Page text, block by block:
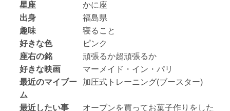
星座
かに座
出身
福島県
趣味
寝ること
好きな色
ピンク
座右の銘
頑張るか超頑張るか
好きな映画
マーメイド・イン・パリ
最近のマイブー
ム
加圧式トレーニング(ブースター)
最近したい事 オーブンを買ってお菓子作りをした